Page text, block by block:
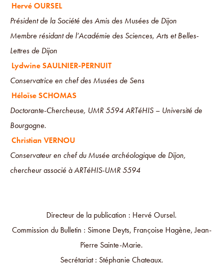
Hervé OURSEL
Président de la Société des Amis des Musées de Dijon
Membre résidant de l’Académie des Sciences, Arts et Belles-
Lettres de Dijon
Lydwine SAULNIER-PERNUIT
Conservatrice en chef des Musées de Sens
Héloïse SCHOMAS
Doctorante-Chercheuse, UMR 5594 ARTéHIS – Université de
Bourgogne.
Christian VERNOU
Conservateur en chef du Musée archéologique de Dijon,
chercheur associé à ARTéHIS-UMR 5594
Directeur de la publication : Hervé Oursel.
Commission du Bulletin : Simone Deyts, Françoise Hagène, Jean-
Pierre Sainte-Marie.
Secrétariat : Stéphanie Chateaux.